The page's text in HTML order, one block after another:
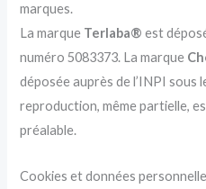
marques.
La marque Terlaba® est
numéro 5083373. La marque
déposée auprès de l’INPI sous
reproduction, même partielle,
préalable.
Cookies et données